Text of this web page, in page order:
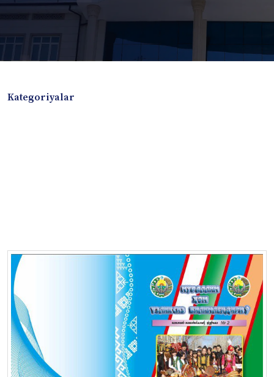
Kategoriyalar